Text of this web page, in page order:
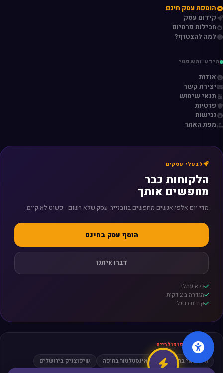
הוספת עסק חינם
קידום עסק
חבילות פרמיום
למה להצטרף?
מידע ומשפטי
אודות
יצירת קשר
תנאי שימוש
פרטיות
נגישות
מפת האתר
לבעלי עסקים
הלקוחות כבר
מחפשים אותך
מדי יום אלפי אנשים מחפשים בוובזייר. עסק שלא רשום - פשוט לא קיים.
הוסף עסק בחינם
דברו איתנו
ללא עמלה
הגדרה ב-2 דקות
קידום בגוגל
חיפושים פופולריים
חשמלאי בתל אביב אינסטלטור בחיפה
שיפוצניק בירושלים